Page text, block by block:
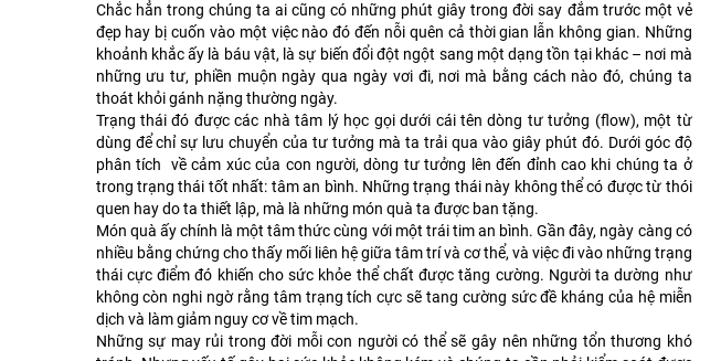
Chắc hẳn trong chúng ta ai cũng có những phút giây trong đời say đắm trước một vẻ
đẹp hay bị cuốn vào một việc nào đó đến nỗi quên cả thời gian lẫn không gian. Những
khoảnh khắc ấy là báu vật, là sự biến đổi đột ngột sang một dạng tồn tại khác – nơi mà
những ưu tư, phiền muộn ngày qua ngày vơi đi, nơi mà bằng cách nào đó, chúng ta
thoát khỏi gánh nặng thường ngày.
Trạng thái đó được các nhà tâm lý học gọi dưới cái tên dòng tư tưởng (flow), một từ
dùng để chỉ sự lưu chuyển của tư tưởng mà ta trải qua vào giây phút đó. Dưới góc độ
phân tích về cảm xúc của con người, dòng tư tưởng lên đến đỉnh cao khi chúng ta ở
trong trạng thái tốt nhất: tâm an bình. Những trạng thái này không thể có được từ thói
quen hay do ta thiết lập, mà là những món quà ta được ban tặng.
Món quà ấy chính là một tâm thức cùng với một trái tim an bình. Gần đây, ngày càng có
nhiều bằng chứng cho thấy mối liên hệ giữa tâm trí và cơ thể, và việc đi vào những trạng
thái cực điểm đó khiến cho sức khỏe thể chất được tăng cường. Người ta dường như
không còn nghi ngờ rằng tâm trạng tích cực sẽ tang cường sức đề kháng của hệ miễn
dịch và làm giảm nguy cơ về tim mạch.
Những sự may rủi trong đời mỗi con người có thể sẽ gây nên những tổn thương khó